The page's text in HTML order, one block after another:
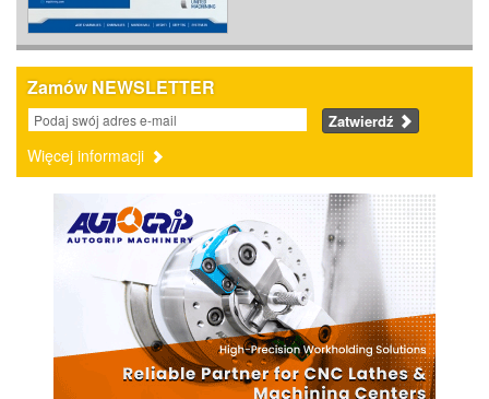
Zamów NEWSLETTER
Zatwierdź
Więcej informacji